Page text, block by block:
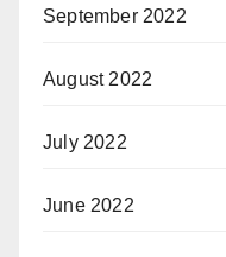
September 2022
August 2022
July 2022
June 2022